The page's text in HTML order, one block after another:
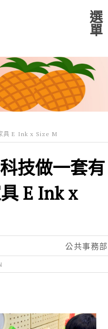
具 E Ink x Size M
技做一套有
E Ink x
公共事務部